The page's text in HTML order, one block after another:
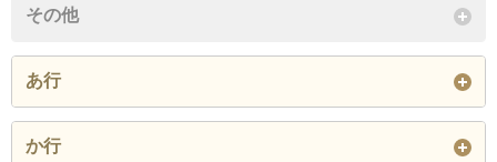
その他
あ行
か行